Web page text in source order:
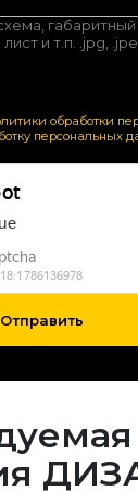
и т.п. .jpg,
обработки
персональных
Отправить